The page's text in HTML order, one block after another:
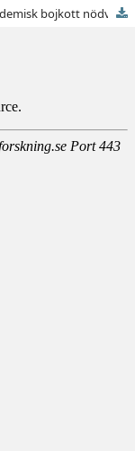
Folkmord och illegal ockupation gör en akademisk bojkott nödvändig